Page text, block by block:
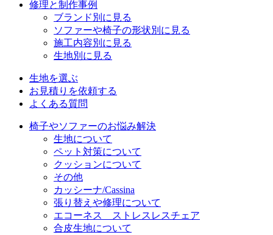
修理と制作事例
ブランド別に見る
ソファーや椅子の形状別に見る
施工内容別に見る
生地別に見る
生地を選ぶ
お見積りを依頼する
よくある質問
椅子やソファーのお悩み解決
生地について
ペット対策について
クッションについて
その他
カッシーナ/Cassina
張り替えや修理について
エコーネス ストレスレスチェア
合皮生地について